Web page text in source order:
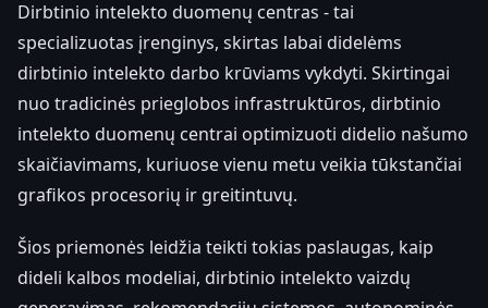
Dirbtinio intelekto duomenų centras - tai
specializuotas įrenginys, skirtas labai didelėms
dirbtinio intelekto darbo krūviams vykdyti. Skirtingai
nuo tradicinės prieglobos infrastruktūros, dirbtinio
intelekto duomenų centrai optimizuoti didelio našumo
skaičiavimams, kuriuose vienu metu veikia tūkstančiai
grafikos procesorių ir greitintuvų.
Šios priemonės leidžia teikti tokias paslaugas, kaip
dideli kalbos modeliai, dirbtinio intelekto vaizdų